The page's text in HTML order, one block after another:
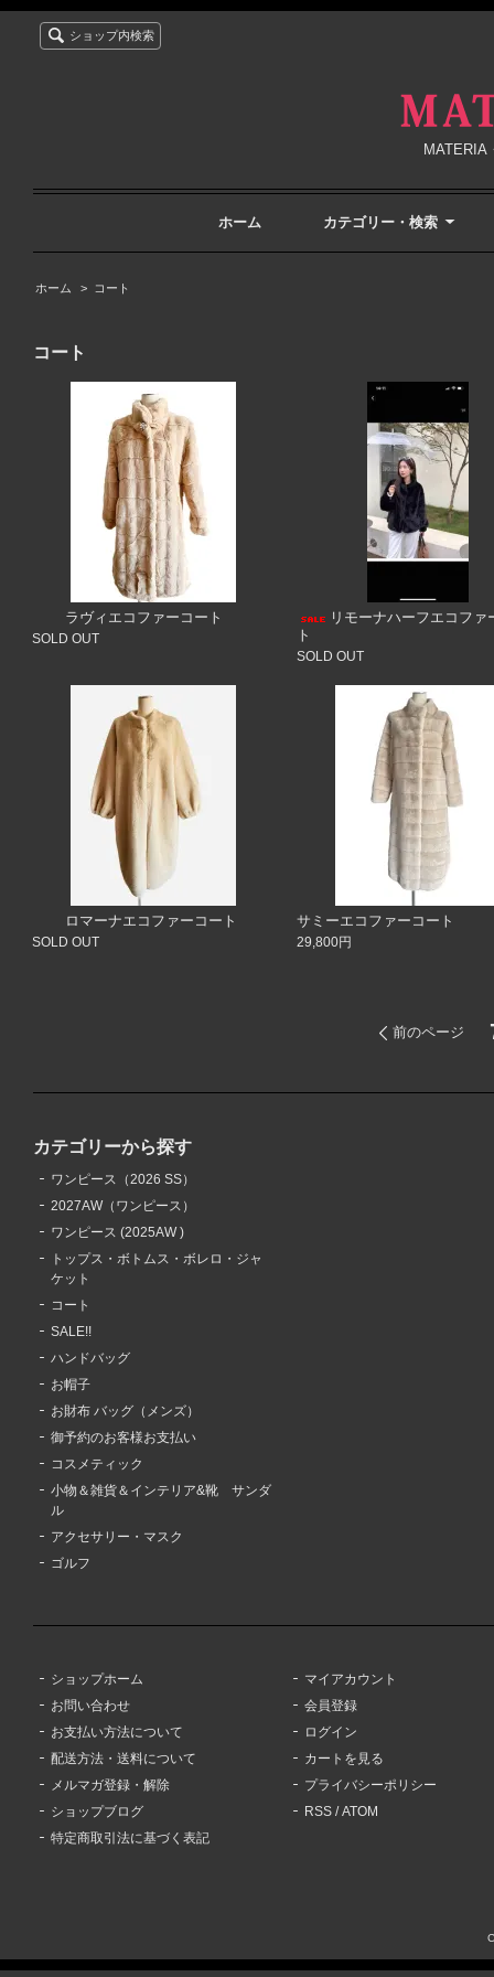
ショップ内検索
ホーム カテゴリー・検索
ホーム > コート
コート
ラヴィエコファーコート
SOLD OUT
リモーナハーフエコファ
ト
SOLD OUT
ロマーナエコファーコート
SOLD OUT
サミーエコファーコート
29,800円
前のページ
カテゴリーから探す
ワンピース（2026 SS）
2027AW（ワンピース）
ワンピース (2025AW )
トップス・ボトムス・ボレロ・ジャ
ケット
コート
SALE!!
ハンドバッグ
お帽子
お財布 バッグ（メンズ）
御予約のお客様お支払い
コスメティック
小物＆雑貨＆インテリア&靴 サンダ
ル
アクセサリー・マスク
ゴルフ
ショップホーム
お問い合わせ
お支払い方法について
配送方法・送料について
メルマガ登録・解除
ショップブログ
特定商取引法に基づく表記
マイアカウント
会員登録
ログイン
カートを見る
プライバシーポリシー
RSS /ATOM